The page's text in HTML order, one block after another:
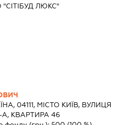
ЛЮКС"
04111, МІСТО КИЇВ, ВУЛИЦЯ
КВАРТИРА 46